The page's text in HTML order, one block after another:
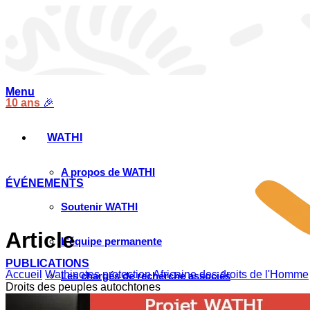
10 ans 🎉
ÉVÉNEMENTS
PUBLICATIONS
Menu
WATHI
A propos de WATHI
Soutenir WATHI
L’équipe permanente
Les chargés de recherche associés
Article
Accueil Wathinotes protection Africaine des droits de l'Homme
Droits des peuples autochtones